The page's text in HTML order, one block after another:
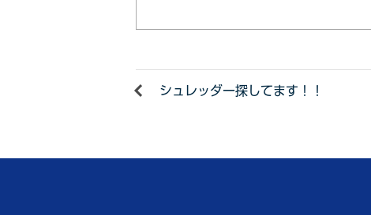
シュレッダー探してます！！